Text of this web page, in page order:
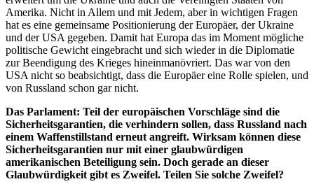
Amerika. Nicht in Allem und mit Jedem, aber in wichtigen Fragen
hat es eine gemeinsame Positionierung der Europäer, der Ukraine
und der USA gegeben. Damit hat Europa das im Moment mögliche
politische Gewicht eingebracht und sich wieder in die Diplomatie
zur Beendigung des Krieges hineinmanövriert. Das war von den
USA nicht so beabsichtigt, dass die Europäer eine Rolle spielen, und
von Russland schon gar nicht.
Das Parlament: Teil der europäischen Vorschläge sind die
Sicherheitsgarantien, die verhindern sollen, dass Russland nach
einem Waffenstillstand erneut angreift. Wirksam können diese
Sicherheitsgarantien nur mit einer glaubwürdigen
amerikanischen Beteiligung sein. Doch gerade an dieser
Glaubwürdigkeit gibt es Zweifel. Teilen Sie solche Zweifel?